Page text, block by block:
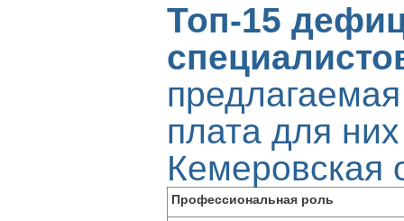
Топ-15
плата для
Кемеровская
Профессиональная роль